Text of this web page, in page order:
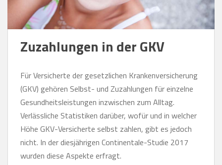
Zuzahlungen in der GKV
Für Versicherte der gesetzlichen Krankenversicherung
(GKV) gehören Selbst- und Zuzahlungen für einzelne
Gesundheitsleistungen inzwischen zum Alltag.
Verlässliche Statistiken darüber, wofür und in welcher
Höhe GKV-Versicherte selbst zahlen, gibt es jedoch
nicht. In der diesjährigen Continentale-Studie 2017
wurden diese Aspekte erfragt.